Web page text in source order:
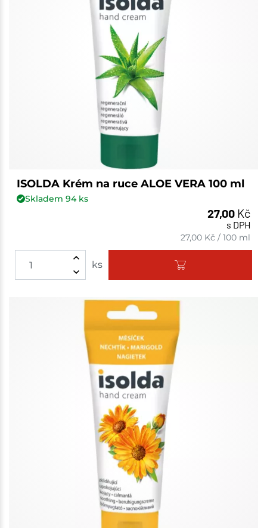
ISOLDA Krém na ruce ALOE VERA 100 ml
Skladem 94ks
27,00 Kč
s DPH
27,00 Kč /100 ml
ks